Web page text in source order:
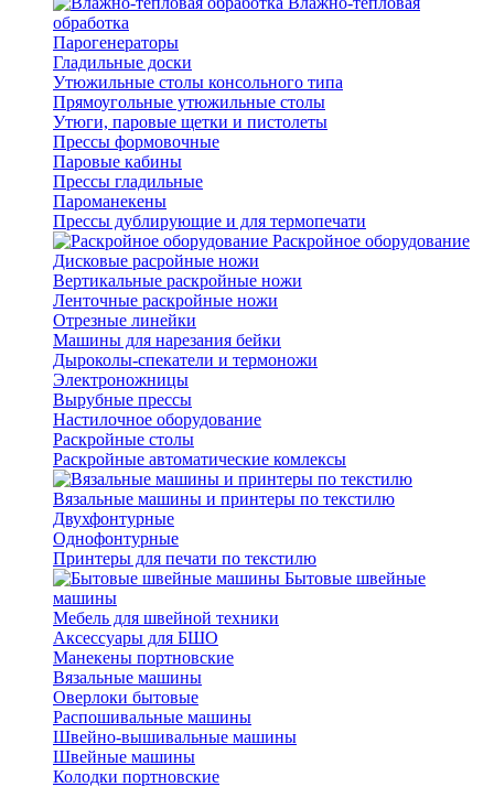
обработка
Парогенераторы
Гладильные доски
Утюжильные столы консольного типа
Прямоугольные утюжильные столы
Утюги, паровые щетки и пистолеты
Прессы формовочные
Паровые кабины
Прессы гладильные
Пароманекены
Прессы дублирующие и для термопечати
Раскройное оборудование
Дисковые расройные ножи
Вертикальные раскройные ножи
Ленточные раскройные ножи
Отрезные линейки
Машины для нарезания бейки
Дыроколы-спекатели и термоножи
Электроножницы
Вырубные прессы
Настилочное оборудование
Раскройные столы
Раскройные автоматические комлексы
Вязальные машины и принтеры по текстилю
Двухфонтурные
Однофонтурные
Принтеры для печати по текстилю
Бытовые швейные
машины
Мебель для швейной техники
Аксессуары для БШО
Манекены портновские
Вязальные машины
Оверлоки бытовые
Распошивальные машины
Швейно-вышивальные машины
Швейные машины
Колодки портновские